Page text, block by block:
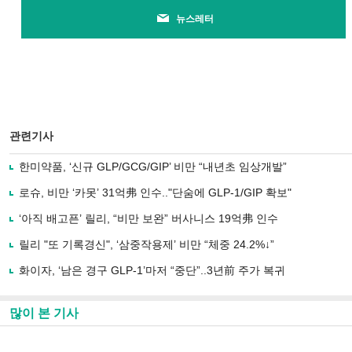
뉴스레터
관련기사
한미약품, ‘신규 GLP/GCG/GIP’ 비만 “내년초 임상개발”
로슈, 비만 ‘카못’ 31억弗 인수.."단숨에 GLP-1/GIP 확보"
‘아직 배고픈’ 릴리, “비만 보완” 버사니스 19억弗 인수
릴리 "또 기록경신", ‘삼중작용제’ 비만 “체중 24.2%↓”
화이자, ‘남은 경구 GLP-1’마저 “중단”..3년前 주가 복귀
많이 본 기사